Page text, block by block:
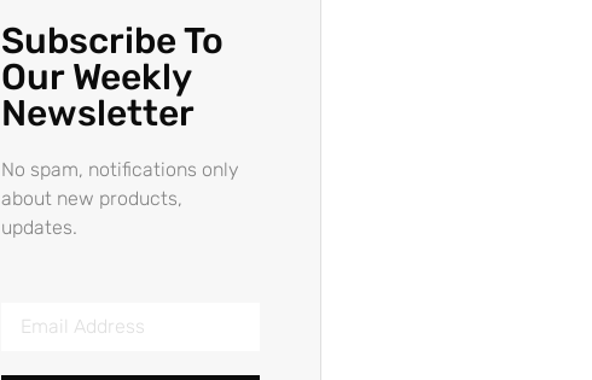
Subscribe To
Our Weekly
Newsletter
No spam, notifications only
about new products,
updates.